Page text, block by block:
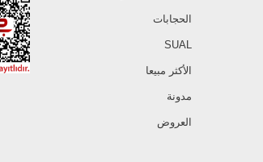
الحجابات
SUAL
الأكثر مبيعا
مدونة
العروض